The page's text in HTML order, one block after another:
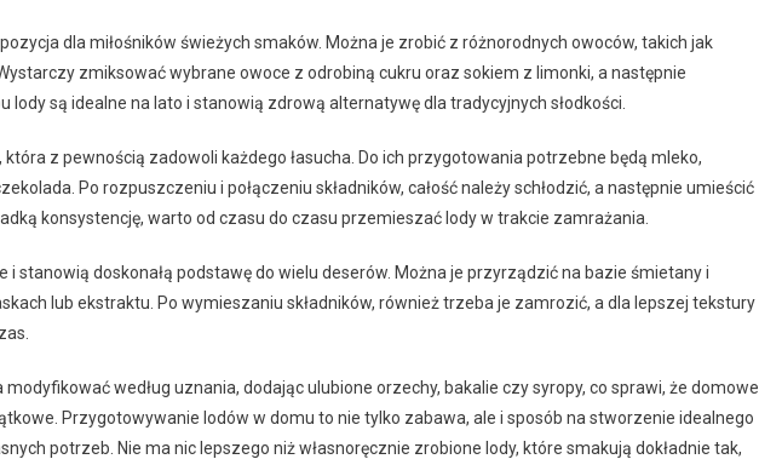
dla miłośników świeżych smaków. Można je zrobić z różnorodnych owoców, takich jak
zmiksować wybrane owoce z odrobiną cukru oraz sokiem z limonki, a następnie
lody są idealne na lato i stanowią zdrową alternatywę dla tradycyjnych słodkości.
która z pewnością zadowoli każdego łasucha. Do ich przygotowania potrzebne będą mleko,
Po rozpuszczeniu i połączeniu składników, całość należy schłodzić, a następnie umieścić
konsystencję, warto od czasu do czasu przemieszać lody w trakcie zamrażania.
i stanowią doskonałą podstawę do wielu deserów. Można je przyrządzić na bazie śmietany i
lub ekstraktu. Po wymieszaniu składników, również trzeba je zamrozić, a dla lepszej tekstury
według uznania, dodając ulubione orzechy, bakalie czy syropy, co sprawi, że domowe
Przygotowywanie lodów w domu to nie tylko zabawa, ale i sposób na stworzenie idealnego
potrzeb. Nie ma nic lepszego niż własnoręcznie zrobione lody, które smakują dokładnie tak,